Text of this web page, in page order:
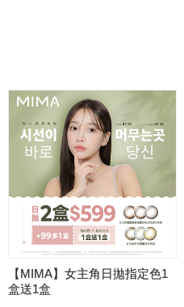
【MIMA】女主角日拋指定色1
盒送1盒